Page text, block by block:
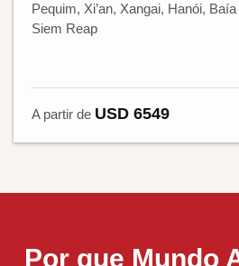
Pequim, Xi’an, Xangai, Hanói,
Siem Reap
A partir de USD 6549
Por que Mundo